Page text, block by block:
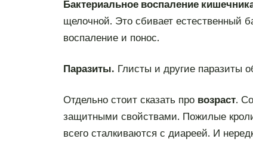
Бактериальное воспаление
щелочной. Это сбивает естественный
воспаление и понос.
Паразиты. Глисты и другие паразиты
Отдельно стоит сказать про возраст.
защитными свойствами. Пожилые
всего сталкиваются с диареей. И